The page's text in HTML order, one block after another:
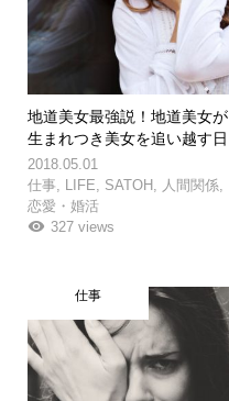
地道美女最強説！地道美女が
生まれつき美女を追い越す日
2018.05.01
仕事
LIFE SATOH 人間関係
恋愛・婚活
327 views
仕事